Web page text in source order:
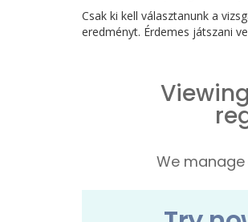
Csak ki kell választanunk a
eredményt. Érdemes játszani